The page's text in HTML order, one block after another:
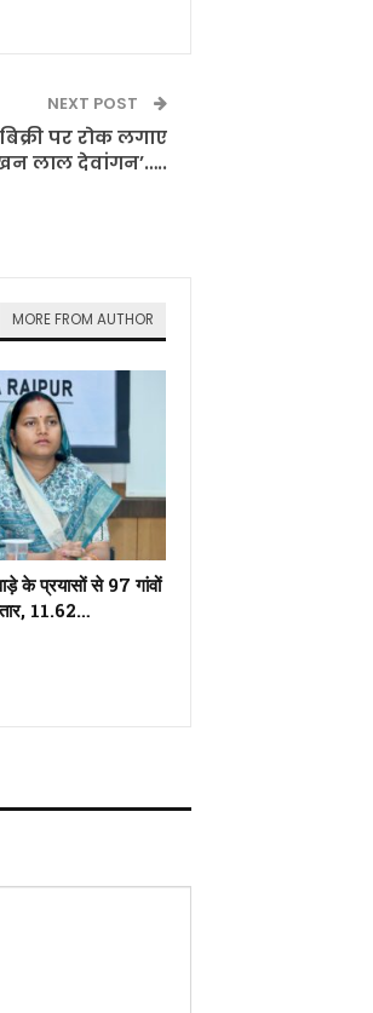
NEXT POST
पर रोक लगाए
लाल देवांगन’…..
MORE FROM AUTHOR
के प्रयासों से 97 गांवों
11.62…